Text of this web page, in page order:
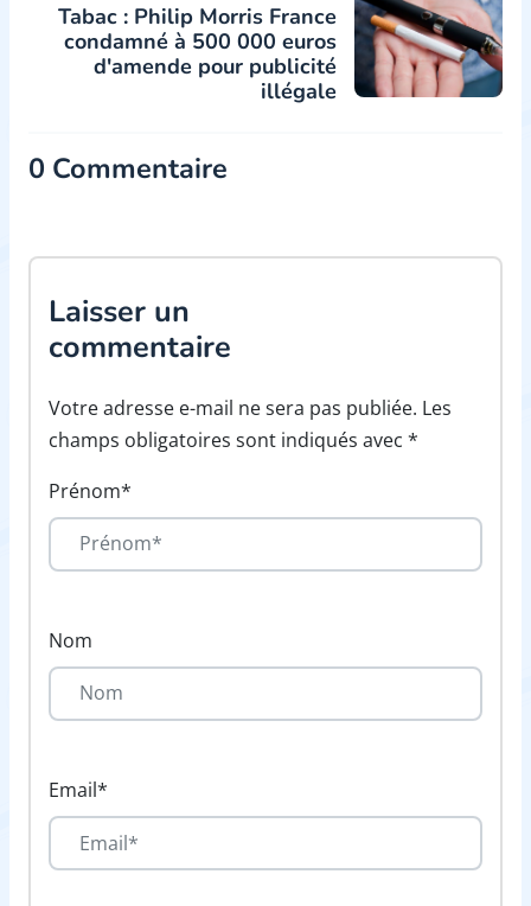
Tabac : Philip Morris France
condamné à 500 000 euros
d'amende pour publicité
illégale
0 Commentaire
Laisser un
commentaire
Votre adresse e-mail ne sera pas publiée. Les
champs obligatoires sont indiqués avec *
Prénom*
Nom
Email*